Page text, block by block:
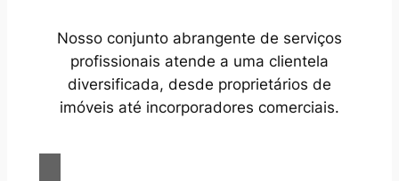
Nosso conjunto abrangente de serviços
profissionais atende a uma clientela
diversificada, desde proprietários de
imóveis até incorporadores comerciais.